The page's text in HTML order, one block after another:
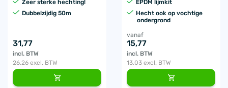
Zeer sterke hechting!
Dubbelzijdig 50m
31,77
incl. BTW
26,26 excl. BTW
EPDM lijmkit
Hecht ook op vochtige
ondergrond
vanaf
15,77
incl. BTW
13,03 excl. BTW